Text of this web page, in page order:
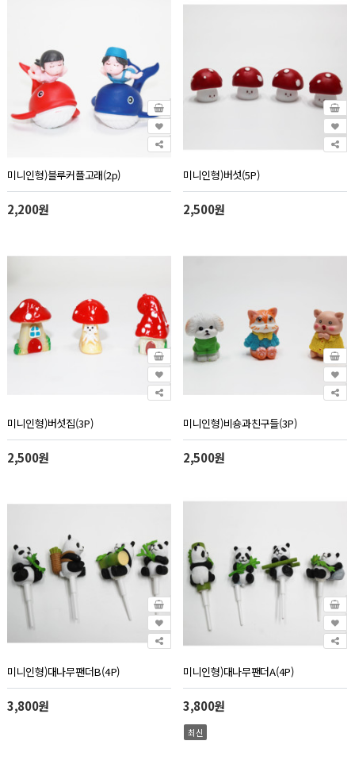
미니인형)블루커플고래(2p)
2,200원
미니인형)버섯(5P)
2,500원
미니인형)버섯집(3P)
2,500원
미니인형)비숑과친구들(3P)
2,500원
미니인형)대나무팬더B(4P)
3,800원
미니인형)대나무팬더A(4P)
3,800원
최신